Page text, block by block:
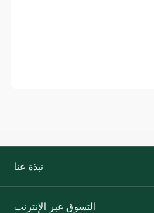
نبذة عنا
التسوق عبر الإنترنت